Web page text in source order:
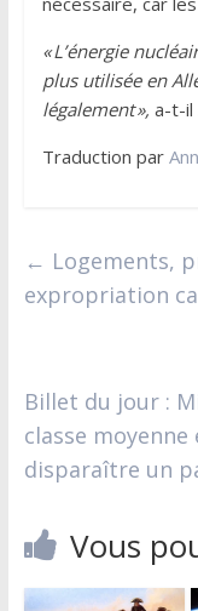
« L’énergie
plus utilisée en
légalement », a-t-il
Traduction par
← Logements,
expropriation
Billet du jour :
classe
disparaître un
Vous